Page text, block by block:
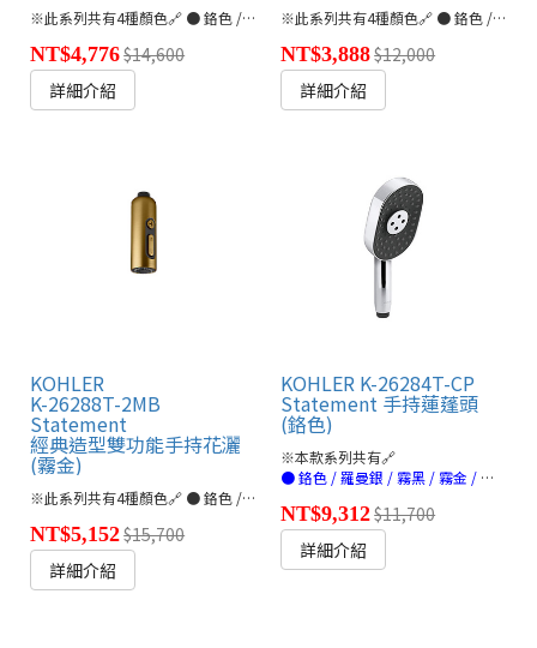
※此系列共有4種顏色🔗 ● 鉻色 / 霧金 / 霧黑 / 羅曼銀
NT$4,776$14,600
詳細介紹
※此系列共有4種顏色🔗 ● 鉻色 / 霧金 / 霧黑 / 羅曼銀
NT$3,888$12,000
詳細介紹
KOHLER
K-26288T-2MB
Statement
經典造型雙功能手持花灑
(霧金)
※此系列共有4種顏色🔗 ● 鉻色 / 霧金 / 霧黑 / 羅曼銀
NT$5,152$15,700
詳細介紹
KOHLER K-26284T-CP
Statement 手持蓮蓬頭
(鉻色)
※本款系列共有🔗
● 鉻色 / 羅曼銀 / 霧黑 / 霧金 / 法蘭金 / 玫瑰金(連結)
NT$9,312$11,700
詳細介紹